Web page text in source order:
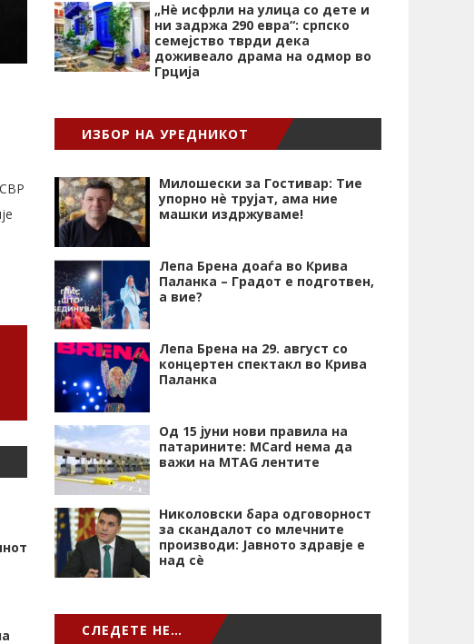
„Нѐ исфрли на улица со дете и
ни задржа 290 евра“: српско
семејство тврди дека
доживеало драма на одмор во
Грција
ИЗБОР НА УРЕДНИКОТ
Милошески за Гостивар: Тие
упорно нѐ трујат, ама ние
машки издржуваме!
Лепа Брена доаѓа во Крива
Паланка – Градот е подготвен,
а вие?
Лепа Брена на 29. август со
концертен спектакл во Крива
Паланка
Од 15 јуни нови правила на
патарините: MCard нема да
важи на MTAG лентите
Николовски бара одговорност
за скандалот со млечните
производи: Јавното здравје е
над сѐ
СЛЕДЕТЕ НЕ…